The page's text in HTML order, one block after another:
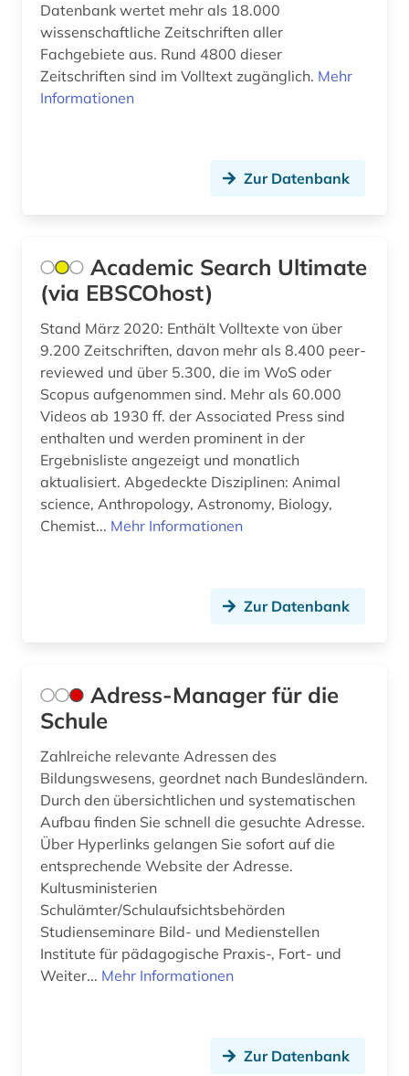
bildungssysteme (1)
bildungstheorie (4)
biologie (3)
biowissenschaften (1)
book e (1)
brief (1)
buch (1)
china (3)
comic (1)
computerspiele (1)
computerunterstütztes lernen (1)
curriculum (2)
daten (1)
datenbank (1)
Datenbank wertet mehr als 18.000
wissenschaftliche Zeitschriften aller
Fachgebiete aus. Rund 4800 dieser
Zeitschriften sind im Volltext zugänglich. Mehr
Informationen
Zur Datenbank
Academic Search Ultimate
(via EBSCOhost)
Stand März 2020: Enthält Volltexte von über
9.200 Zeitschriften, davon mehr als 8.400 peer-
reviewed und über 5.300, die im WoS oder
Scopus aufgenommen sind. Mehr als 60.000
Videos ab 1930 ff. der Associated Press sind
enthalten und werden prominent in der
Ergebnisliste angezeigt und monatlich
aktualisiert. Abgedeckte Disziplinen: Animal
science, Anthropology, Astronomy, Biology,
Chemist... Mehr Informationen
Zur Datenbank
Adress-Manager für die
Schule
Zahlreiche relevante Adressen des
Bildungswesens, geordnet nach Bundesländern.
Durch den übersichtlichen und systematischen
Aufbau finden Sie schnell die gesuchte Adresse.
Über Hyperlinks gelangen Sie sofort auf die
entsprechende Website der Adresse.
Kultusministerien
Schulämter/Schulaufsichtsbehörden
Studienseminare Bild- und Medienstellen
Institute für pädagogische Praxis-, Fort- und
Weiter... Mehr Informationen
Zur Datenbank